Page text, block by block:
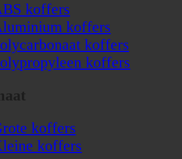
koffers
koffers
koffers
koffers
koffers
koffers